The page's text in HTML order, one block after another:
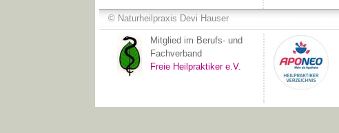
© Naturheilpraxis Devi Hauser
Mitglied im Berufs- und
Fachverband
Freie Heilpraktiker e.V.